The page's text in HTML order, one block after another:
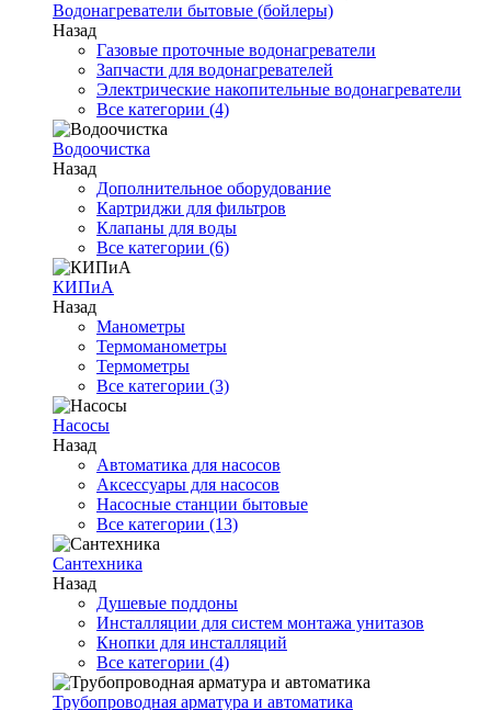
Водонагреватели бытовые (бойлеры)
Назад
Газовые проточные водонагреватели
Запчасти для водонагревателей
Электрические накопительные водонагреватели
Все категории (4)
Водоочистка
Назад
Дополнительное оборудование
Картриджи для фильтров
Клапаны для воды
Все категории (6)
КИПиА
Назад
Манометры
Термоманометры
Термометры
Все категории (3)
Насосы
Назад
Автоматика для насосов
Аксессуары для насосов
Насосные станции бытовые
Все категории (13)
Сантехника
Назад
Душевые поддоны
Инсталляции для систем монтажа унитазов
Кнопки для инсталляций
Все категории (4)
Трубопроводная арматура и автоматика